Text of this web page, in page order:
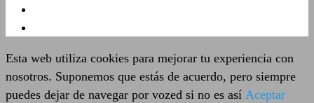
Esta web utiliza cookies para mejorar tu experiencia con
nosotros. Suponemos que estás de acuerdo, pero siempre
puedes dejar de navegar por vozed si no es así Aceptar